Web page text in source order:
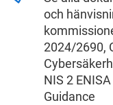
och
2024/2690,
NIS 2
Guidance